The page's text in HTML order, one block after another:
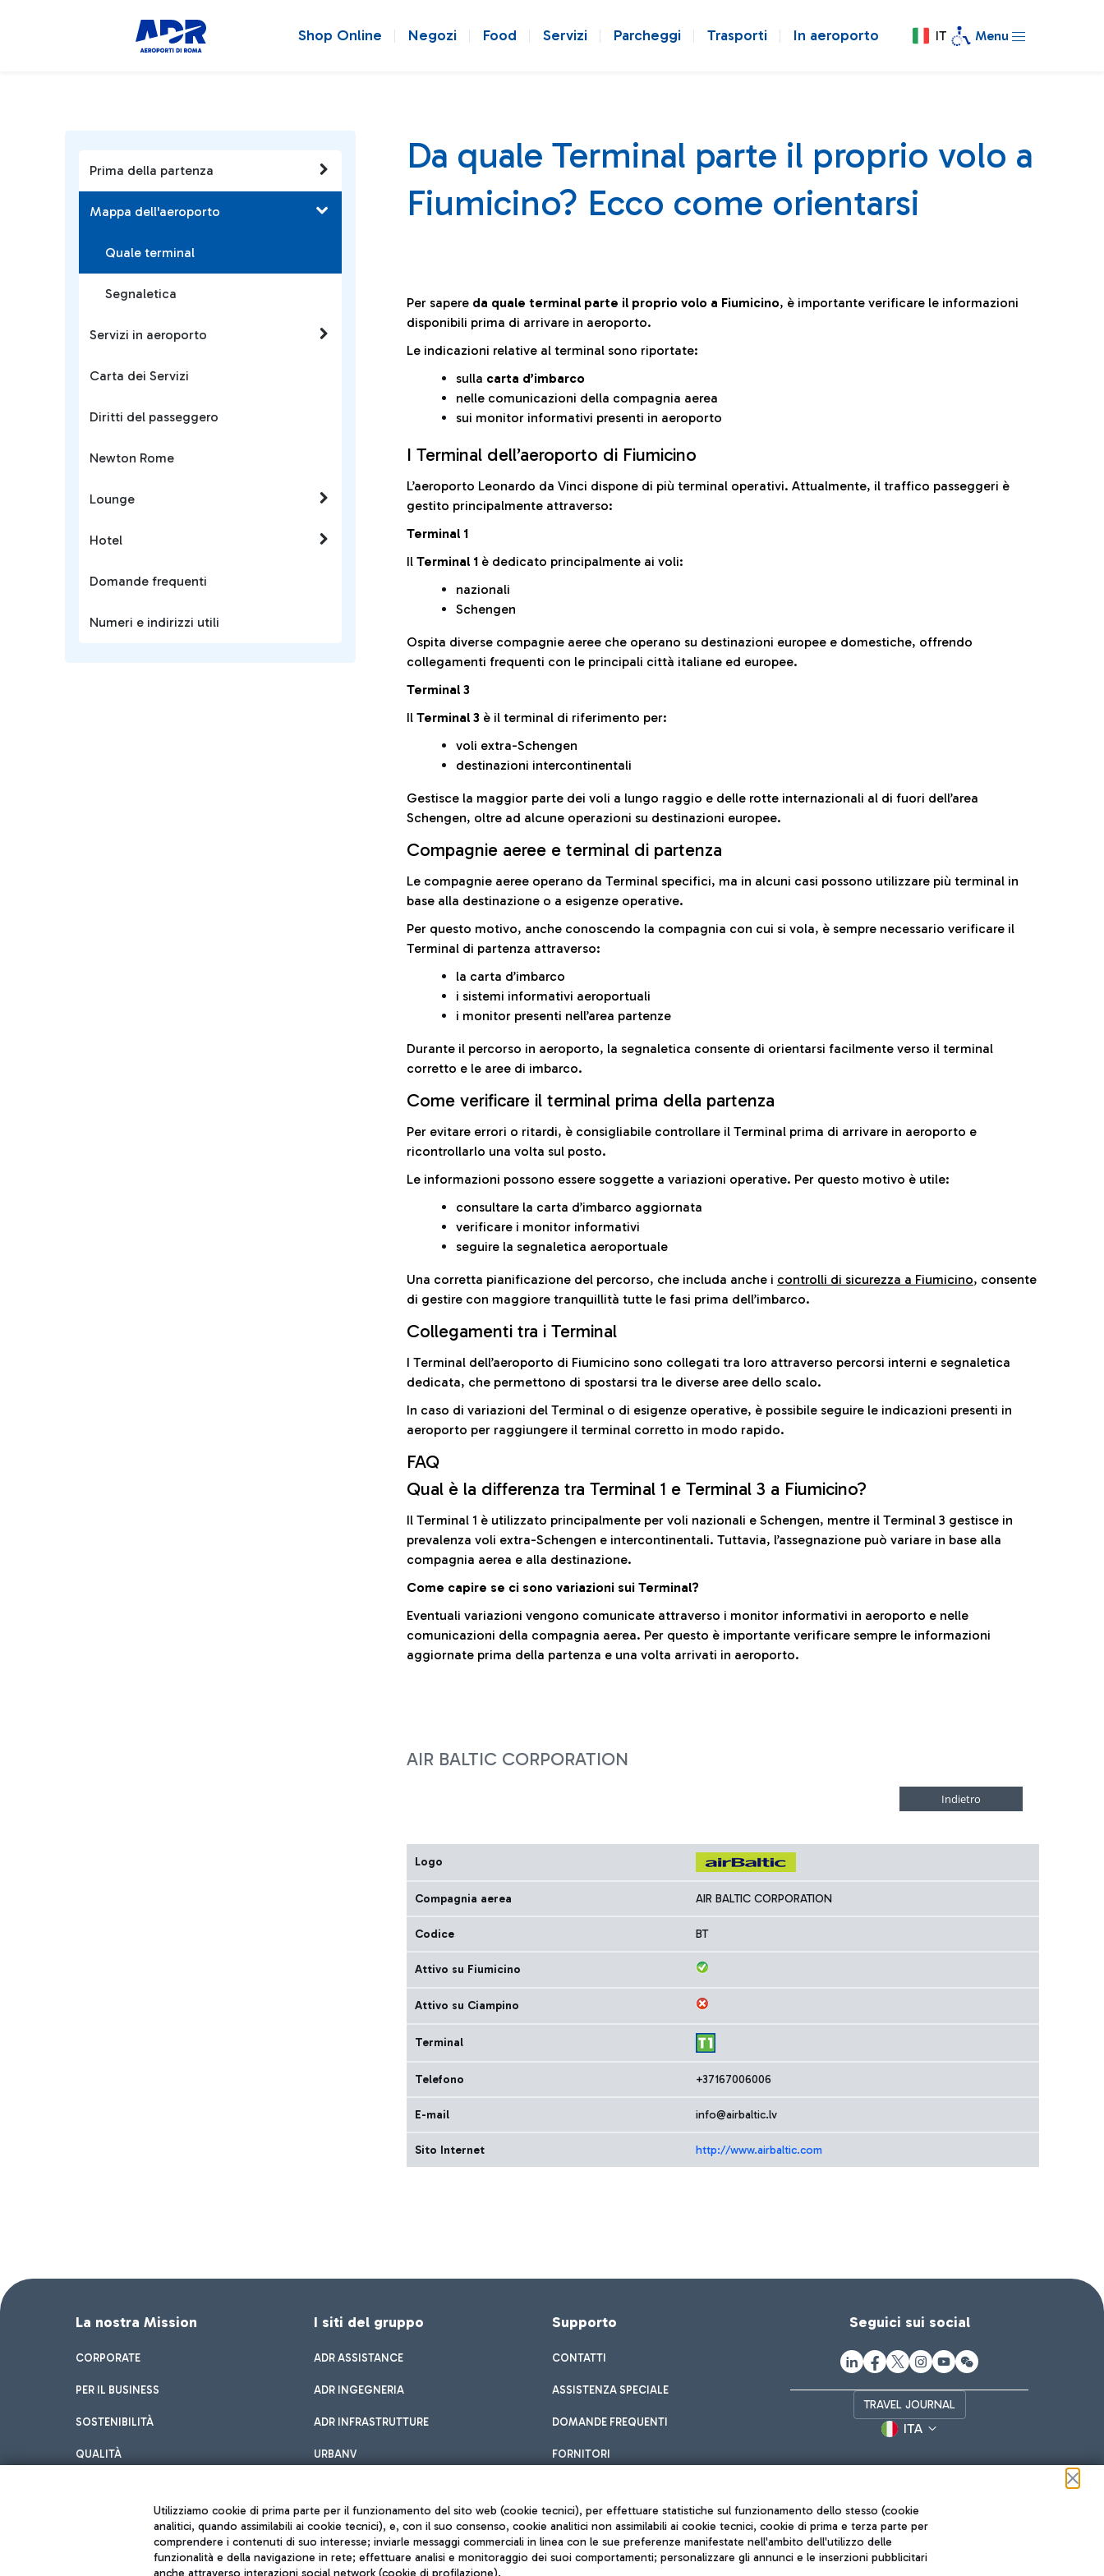
Shop Online Negozi Food Servizi Parcheggi Trasporti In aeroporto IT Menu
Prima della partenza
Mappa dell'aeroporto
Quale terminal
Segnaletica
Servizi in aeroporto
Carta dei Servizi
Diritti del passeggero
Newton Rome
Lounge
Hotel
Domande frequenti
Numeri e indirizzi utili
Da quale Terminal parte il proprio volo a
Fiumicino? Ecco come orientarsi
Per sapere da quale terminal parte il proprio volo a Fiumicino, è importante verificare le informazioni
disponibili prima di arrivare in aeroporto.
Le indicazioni relative al terminal sono riportate:
sulla carta d’imbarco
nelle comunicazioni della compagnia aerea
sui monitor informativi presenti in aeroporto
I Terminal dell’aeroporto di Fiumicino
L’aeroporto Leonardo da Vinci dispone di più terminal operativi. Attualmente, il traffico passeggeri è
gestito principalmente attraverso:
Terminal 1
Il Terminal 1 è dedicato principalmente ai voli:
nazionali
Schengen
Ospita diverse compagnie aeree che operano su destinazioni europee e domestiche, offrendo
collegamenti frequenti con le principali città italiane ed europee.
Terminal 3
Il Terminal 3 è il terminal di riferimento per:
voli extra-Schengen
destinazioni intercontinentali
Gestisce la maggior parte dei voli a lungo raggio e delle rotte internazionali al di fuori dell’area
Schengen, oltre ad alcune operazioni su destinazioni europee.
Compagnie aeree e terminal di partenza
Le compagnie aeree operano da Terminal specifici, ma in alcuni casi possono utilizzare più terminal in
base alla destinazione o a esigenze operative.
Per questo motivo, anche conoscendo la compagnia con cui si vola, è sempre necessario verificare il
Terminal di partenza attraverso:
la carta d’imbarco
i sistemi informativi aeroportuali
i monitor presenti nell’area partenze
Durante il percorso in aeroporto, la segnaletica consente di orientarsi facilmente verso il terminal
corretto e le aree di imbarco.
Come verificare il terminal prima della partenza
Per evitare errori o ritardi, è consigliabile controllare il Terminal prima di arrivare in aeroporto e
ricontrollarlo una volta sul posto.
Le informazioni possono essere soggette a variazioni operative. Per questo motivo è utile:
consultare la carta d’imbarco aggiornata
verificare i monitor informativi
seguire la segnaletica aeroportuale
Una corretta pianificazione del percorso, che includa anche i controlli di sicurezza a Fiumicino, consente
di gestire con maggiore tranquillità tutte le fasi prima dell’imbarco.
Collegamenti tra i Terminal
I Terminal dell’aeroporto di Fiumicino sono collegati tra loro attraverso percorsi interni e segnaletica
dedicata, che permettono di spostarsi tra le diverse aree dello scalo.
In caso di variazioni del Terminal o di esigenze operative, è possibile seguire le indicazioni presenti in
aeroporto per raggiungere il terminal corretto in modo rapido.
FAQ
Qual è la differenza tra Terminal 1 e Terminal 3 a Fiumicino?
Il Terminal 1 è utilizzato principalmente per voli nazionali e Schengen, mentre il Terminal 3 gestisce in
prevalenza voli extra-Schengen e intercontinentali. Tuttavia, l’assegnazione può variare in base alla
compagnia aerea e alla destinazione.
Come capire se ci sono variazioni sui Terminal?
Eventuali variazioni vengono comunicate attraverso i monitor informativi in aeroporto e nelle
comunicazioni della compagnia aerea. Per questo è importante verificare sempre le informazioni
aggiornate prima della partenza e una volta arrivati in aeroporto.
AIR BALTIC CORPORATION
Logo
Compagnia aerea AIR BALTIC CORPORATION
Codice BT
Attivo su Fiumicino
Attivo su Ciampino
Terminal
Telefono +37167006006
E-mail info@airbaltic.lv
Sito Internet http://www.airbaltic.com
La nostra Mission
CORPORATE
PER IL BUSINESS
SOSTENIBILITÀ
QUALITÀ
I siti del gruppo
ADR ASSISTANCE
ADR INGEGNERIA
ADR INFRASTRUTTURE
URBANV
Supporto
CONTATTI
ASSISTENZA SPECIALE
DOMANDE FREQUENTI
FORNITORI
Seguici sui social
TRAVEL JOURNAL
ITA
Utilizziamo cookie di prima parte per il funzionamento del sito web (cookie tecnici), per effettuare statistiche sul funzionamento dello stesso (cookie
analitici, quando assimilabili ai cookie tecnici), e, con il suo consenso, cookie analitici non assimilabili ai cookie tecnici, cookie di prima e terza parte per
comprendere i contenuti di suo interesse; inviarle messaggi commerciali in linea con le sue preferenze manifestate nell'ambito dell'utilizzo delle
funzionalità e della navigazione in rete; effettuare analisi e monitoraggio dei suoi comportamenti; personalizzare gli annunci e le inserzioni pubblicitari
anche attraverso interazioni social network (cookie di profilazione).